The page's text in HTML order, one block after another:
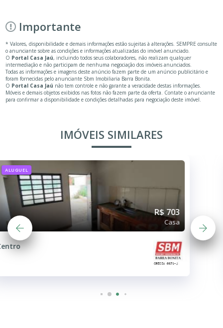
Importante
* Valores, disponibilidade e demais informações estão sujeitas à alterações. SEMPRE consulte
o anunciante sobre as condições e informações atualizadas do imóvel anunciado.
O Portal Casa Jaú, incluindo todos seus colaboradores, não realizam qualquer
intermediação e não participam de nenhuma negociação dos imóveis anunciados.
Todas as informações e imagens deste anúncio fazem parte de um anúncio publicitário e
foram fornecidas pelo anunciante Sbm Imobiliaria Barra Bonita.
O Portal Casa Jaú não tem controle e não garante a veracidade destas informações.
Móveis e demais objetos exibidos nas fotos não fazem parte da oferta. Contate o anunciante
para confirmar a disponibilidade e condições detalhadas para negociação deste imóvel.
IMÓVEIS SIMILARES
ALUGUEL
R$ 703
Casa
Vila Maria Cristina